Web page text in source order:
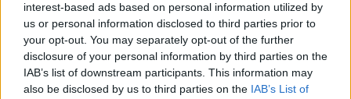
interest-based ads based on personal information utilized by
us or personal information disclosed to third parties prior to
your opt-out. You may separately opt-out of the further
disclosure of your personal information by third parties on the
IAB’s list of downstream participants. This information may
also be disclosed by us to third parties on the IAB’s List of